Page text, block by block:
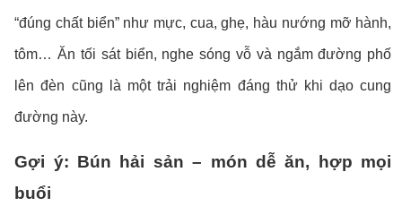
“đúng chất biển” như mực, cua, ghẹ, hàu nướng mỡ hành,
tôm… Ăn tối sát biển, nghe sóng vỗ và ngắm đường phố
lên đèn cũng là một trải nghiệm đáng thử khi dạo cung
đường này.
Gợi ý: Bún hải sản – món dễ ăn, hợp mọi
buổi